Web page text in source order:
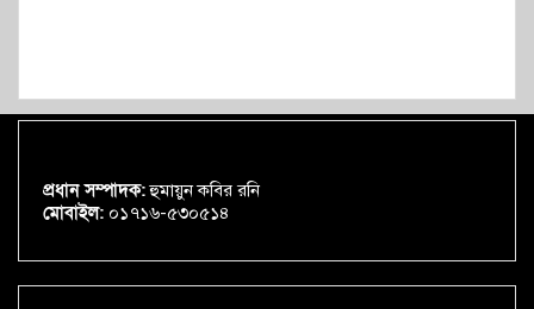
প্রধান সম্পাদক:হুমায়ুন কবির রনি
মোবাইল: ০১৭১৬-৫৩০৫১৪